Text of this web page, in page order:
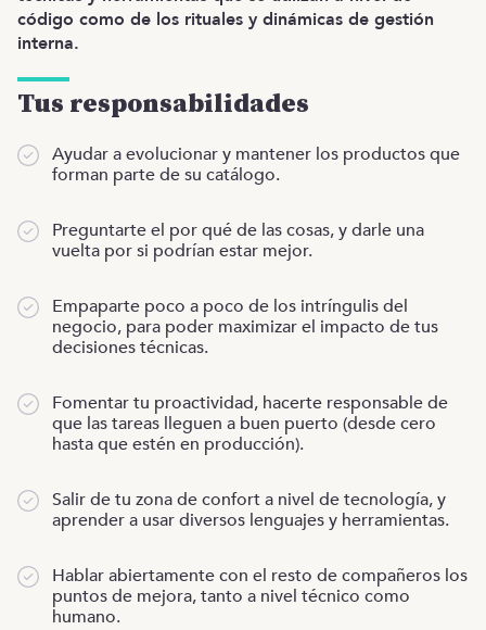
código como de los rituales y dinámicas de gestión
interna.
Tus responsabilidades
Ayudar a evolucionar y mantener los productos que
forman parte de su catálogo.
Preguntarte el por qué de las cosas, y darle una
vuelta por si podrían estar mejor.
Empaparte poco a poco de los intríngulis del
negocio, para poder maximizar el impacto de tus
decisiones técnicas.
Fomentar tu proactividad, hacerte responsable de
que las tareas lleguen a buen puerto (desde cero
hasta que estén en producción).
Salir de tu zona de confort a nivel de tecnología, y
aprender a usar diversos lenguajes y herramientas.
Hablar abiertamente con el resto de compañeros los
puntos de mejora, tanto a nivel técnico como
humano.